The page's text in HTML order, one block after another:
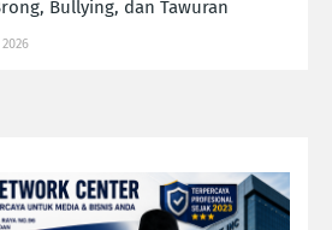
Bullying, dan Tawuran